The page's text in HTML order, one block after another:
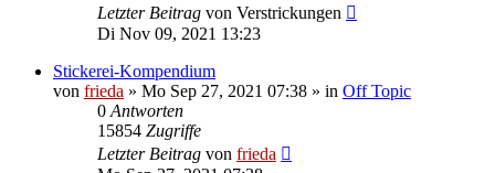
Letzter Beitrag von Verstrickungen
Di Nov 09, 2021 13:23
Stickerei-Kompendium
von frieda » Mo Sep 27, 2021 07:38 » in Off Topic
0 Antworten
15854 Zugriffe
Letzter Beitrag von frieda